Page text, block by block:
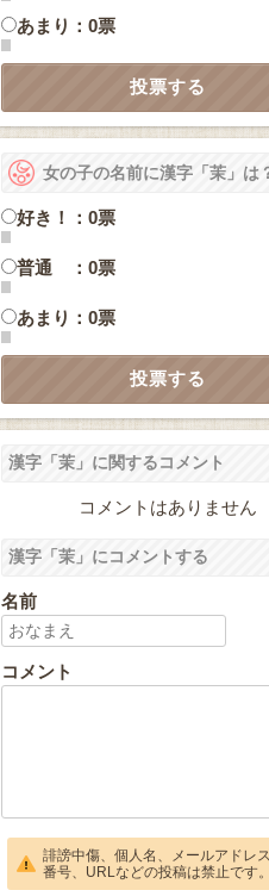
あまり：0票
女の子の名前に漢字「茉」は
好き！：0票
普通 ：0票
あまり：0票
漢字「茉」に関するコメント
コメントはありません
漢字「茉」にコメントする
名前
コメント
誹謗中傷、個人名、メールアドレ
番号、URLなどの投稿は禁止です。